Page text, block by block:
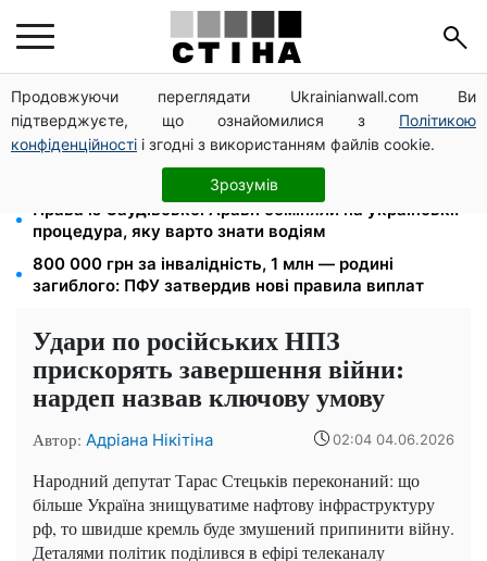
Продовжуючи переглядати Ukrainianwall.com Ви
підтверджуєте, що ознайомилися з Політикою
конфіденційності і згодні з використанням файлів cookie.
Зрозумів
Студенти-заочники та вечірники втрачають
відстрочку від мобілізації: кого призвуть у серпні
Тариф від 190 грн на місяць: Київстар і lifecell дають
знижки пенсіонерам, Vodafone — без пільг
Права із Саудівської Аравії обміняли на українські:
процедура, яку варто знати водіям
800 000 грн за інвалідність, 1 млн — родині
загиблого: ПФУ затвердив нові правила виплат
Удари по російських НПЗ
прискорять завершення війни:
нардеп назвав ключову умову
Автор: Адріана Нікітіна 02:04 04.06.2026
Народний депутат Тарас Стецьків переконаний: що
більше Україна знищуватиме нафтову інфраструктуру
рф, то швидше кремль буде змушений припинити війну.
Деталями політик поділився в ефірі телеканалу